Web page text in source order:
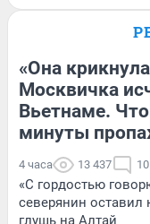
«Она
Москвичка
Вьетнаме.
минуты
4 часа 13 437 10
«С гордостью
северянин
глушь на Алтай